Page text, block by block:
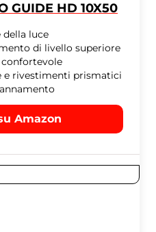
GUIDE HD 10X50
della luce
di livello superiore
e rivestimenti prismatici
Amazon